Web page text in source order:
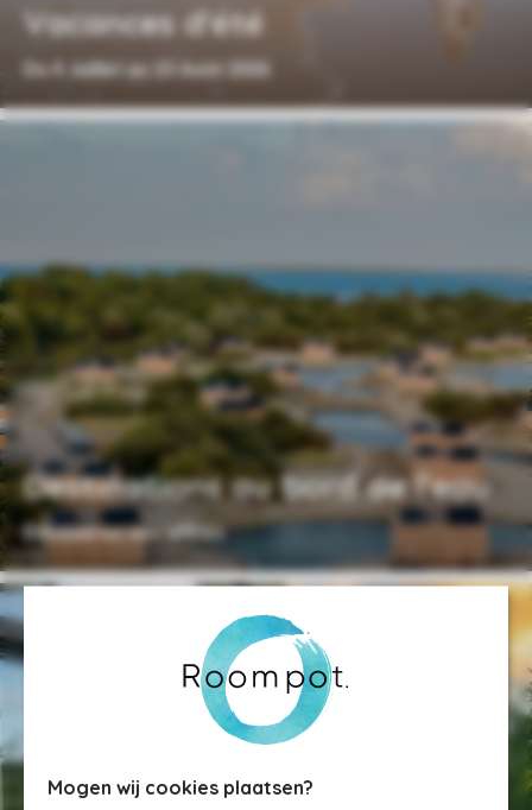
Mogen wij cookies plaatsen?
Vacances d'été
Du 4 Juillet au 23 Août 2026
Destinations au bord de l'eau
Découvrez nos offres